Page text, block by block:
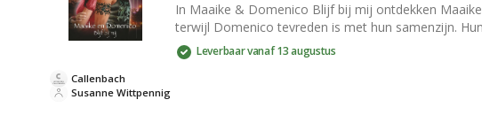
In Maaike & Domenico Blijf bij mij ontdekken
terwijl Domenico tevreden is met hun samenzijn.
Leverbaar vanaf 13 augustus
Susanne Wittpennig
Callenbach